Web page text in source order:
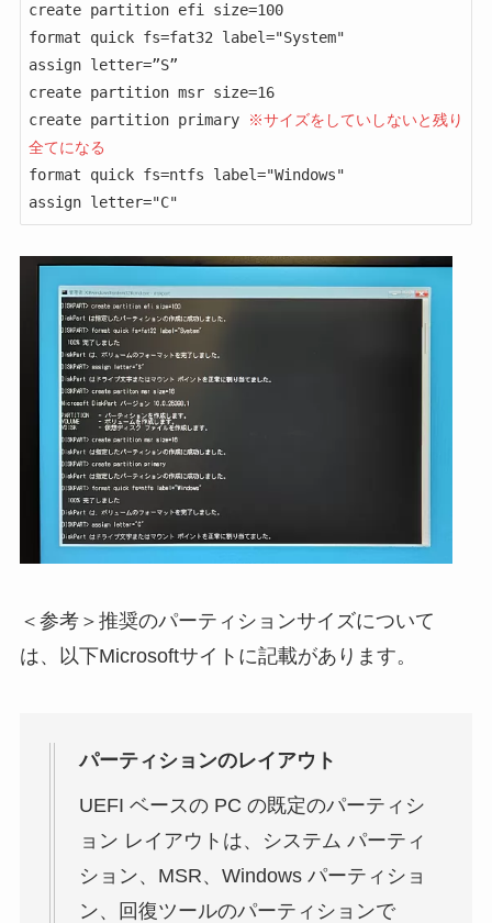
create partition efi size=100
format quick fs=fat32 label="System"
assign letter=”S”
create partition msr size=16
create partition primary
※サイズをしていしないと残り
全てになる
format quick fs=ntfs label="Windows"
assign letter="C"
＜参考＞推奨のパーティションサイズについて
は、以下Microsoftサイトに記載があります。
パーティションのレイアウト
UEFI ベースの PC の既定のパーティシ
ョン レイアウトは、システム パーティ
ション、MSR、Windows パーティショ
ン、回復ツールのパーティションで